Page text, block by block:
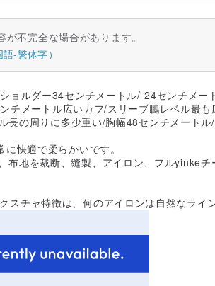
不完全な場合があります。
-繁体字）
ョルダー34センチメートル/ 24センチメー
チメートル広いカフ/スリーブ鵬レベル最
長の周りに多少重い/胸幅48センチメートル
快適で柔らかいです。
布地を裁断、縫製、アイロン、フルyinkeチ
スチャ特徴は、何のアイロンは自然なライ